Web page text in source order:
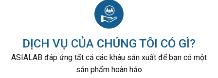
DỊCH VỤ CỦA CHÚNG TÔI CÓ GÌ?
ASIALAB đáp ứng tất cả các khâu sản xuất để bạn có một
sản phẩm hoàn hảo